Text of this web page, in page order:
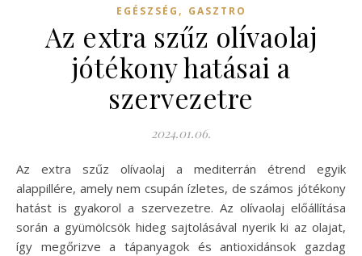
EGÉSZSÉG , GASZTRO
Az extra szűz olívaolaj
jótékony hatásai a
szervezetre
2024.01.06.
Az extra szűz olívaolaj a mediterrán étrend egyik
alappillére, amely nem csupán ízletes, de számos jótékony
hatást is gyakorol a szervezetre. Az olívaolaj előállítása
során a gyümölcsök hideg sajtolásával nyerik ki az olajat,
így megőrizve a tápanyagok és antioxidánsok gazdag